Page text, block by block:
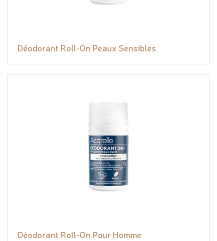
Déodorant Roll-On Peaux Sensibles
Déodorant Roll-On Pour Homme